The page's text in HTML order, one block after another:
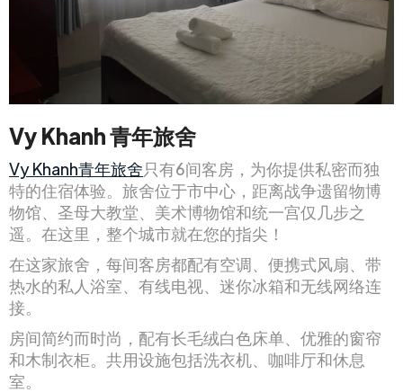
Vy Khanh 青年旅舍
Vy Khanh青年旅舍只有6间客房，为你提供私密而独
特的住宿体验。旅舍位于市中心，距离战争遗留物博
物馆、圣母大教堂、美术博物馆和统一宫仅几步之
遥。在这里，整个城市就在您的指尖！
在这家旅舍，每间客房都配有空调、便携式风扇、带
热水的私人浴室、有线电视、迷你冰箱和无线网络连
接。
房间简约而时尚，配有长毛绒白色床单、优雅的窗帘
和木制衣柜。共用设施包括洗衣机、咖啡厅和休息
室。